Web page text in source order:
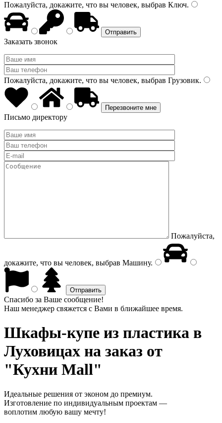
Пожалуйста, докажите, что вы человек, выбрав Ключ.
Заказать звонок
Пожалуйста, докажите, что вы человек, выбрав Грузовик.
Письмо директору
Пожалуйста,
докажите, что вы человек, выбрав Машину.
Спасибо за Ваше сообщение!
Наш менеджер свяжется с Вами в ближайшее время.
Шкафы-купе из пластика в
Луховицах на заказ от
"Кухни Mall"
Идеальные решения от эконом до премиум.
Изготовление по индивидуальным проектам —
воплотим любую вашу мечту!